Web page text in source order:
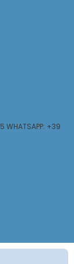
WHATSAPP: +39